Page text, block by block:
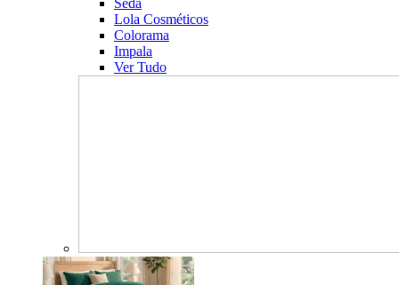
Lola Cosméticos
Colorama
Impala
Ver Tudo